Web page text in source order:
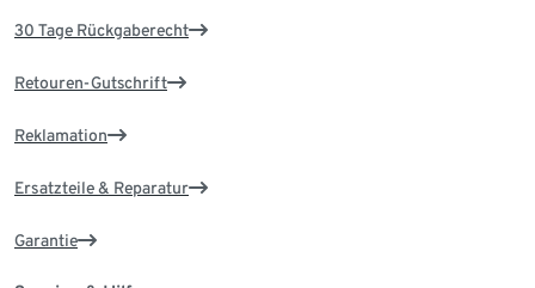
30 Tage Rückgaberecht
Retouren-Gutschrift
Reklamation
Ersatzteile & Reparatur
Garantie